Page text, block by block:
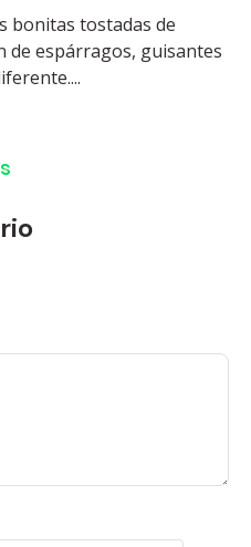
bonitas tostadas de
de espárragos, guisantes